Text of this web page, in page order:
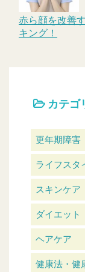
赤ら顔を改善
キング！
カテゴ
更年期障害
ライフスタ
スキンケア
ダイエット
ヘアケア
健康法・健